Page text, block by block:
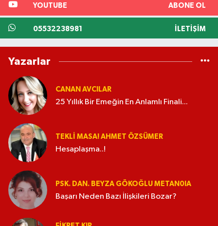
YOUTUBE ABONE OL
05532238981 İLETIŞIM
Yazarlar
CANAN AVCILAR
25 Yıllık Bir Emeğin En Anlamlı Finali...
TEKLI MASA! AHMET ÖZSÜMER
Hesaplaşma..!
PSK. DAN. BEYZA GÖKOĞLU METAN0IA
Başarı Neden Bazı İlişkileri Bozar?